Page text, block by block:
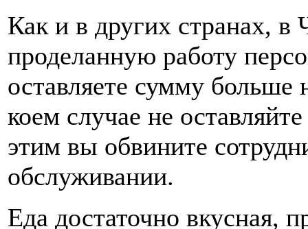
Как и в других странах, в
проделанную работу
оставляете сумму больше
коем случае не
этим вы обвините
обслуживании.
Еда достаточно вкусная,